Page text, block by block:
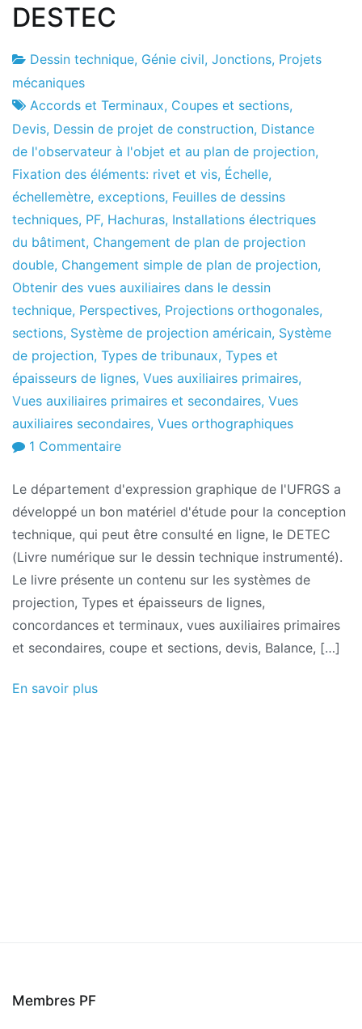
DESTEC
Usine
de
projets
23
de
janvier
de
2012
Dessin technique, Génie civil, Jonctions, Projets
mécaniques
Accords et Terminaux, Coupes et sections,
Devis, Dessin de projet de construction, Distance
de l'observateur à l'objet et au plan de projection,
Fixation des éléments: rivet et vis, Échelle,
échellemètre, exceptions, Feuilles de dessins
techniques, PF, Hachuras, Installations électriques
du bâtiment, Changement de plan de projection
double, Changement simple de plan de projection,
Obtenir des vues auxiliaires dans le dessin
technique, Perspectives, Projections orthogonales,
sections, Système de projection américain, Système
de projection, Types de tribunaux, Types et
épaisseurs de lignes, Vues auxiliaires primaires,
Vues auxiliaires primaires et secondaires, Vues
auxiliaires secondaires, Vues orthographiques
1 Commentairesur
de
dessin
technique:
DESTEC
Le département d'expression graphique de l'UFRGS a
développé un bon matériel d'étude pour la conception
technique, qui peut être consulté en ligne, le DETEC
(Livre numérique sur le dessin technique instrumenté).
Le livre présente un contenu sur les systèmes de
projection, Types et épaisseurs de lignes,
concordances et terminaux, vues auxiliaires primaires
et secondaires, coupe et sections, devis, Balance, […]
En savoir plus
Membres PF